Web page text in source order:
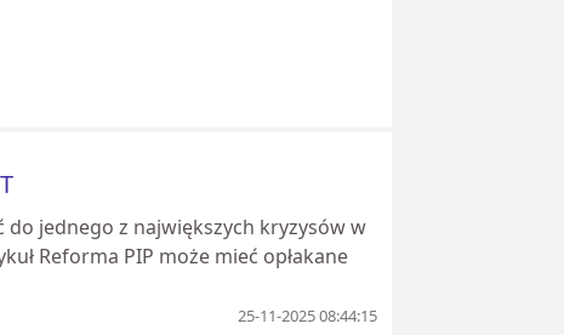
jednego z największych kryzysów w
Reforma PIP może mieć opłakane
25-11-2025 08:44:15